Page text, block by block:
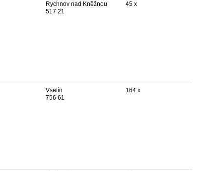
Rychnov nad Kněžnou
517 21
45 x
Vsetín
756 61
164 x